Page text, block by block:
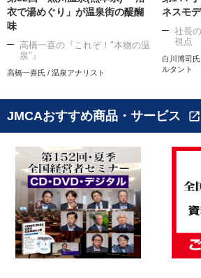
衣で湯めぐり」が温泉街の醍醐
味
高橋一喜の『これぞ！"本物の温
泉"』
高橋一喜氏 / 温泉アナリスト
ネスモ
社長
視点
白川博司
ルタント
JMCAおすすめ商品・サービス open_in_new